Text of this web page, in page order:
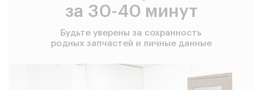
за 30-40 минут
Будьте уверены за сохранность
родных запчастей и личные данные